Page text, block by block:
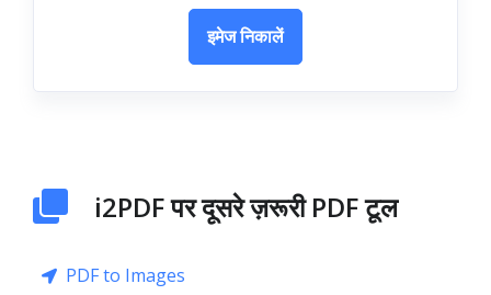
इमेज निकालें
i2PDF पर दूसरे ज़रूरी PDF टूल
PDF to Images